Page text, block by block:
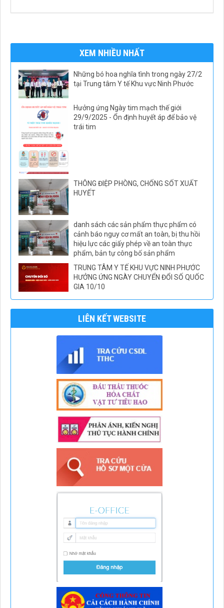
XEM NHIỀU NHẤT
Những bó hoa nghĩa tình trong ngày 27/2
tại Trung tâm Y tế Khu vực Ninh Phước
Hưởng ứng Ngày tim mạch thế giới
29/9/2025 - Ổn định huyết áp để bảo vệ
trái tim
THÔNG ĐIỆP PHÒNG, CHỐNG SỐT XUẤT
HUYẾT
danh sách các sản phẩm thực phẩm có
cảnh báo nguy cơ mất an toàn, bị thu hồi
hiệu lực các giấy phép về an toàn thực
phẩm, bản tự công bố sản phẩm
TRUNG TÂM Y TẾ KHU VỰC NINH PHƯỚC
HƯỞNG ỨNG NGÀY CHUYỂN ĐỔI SỐ QUỐC
GIA 10/10
LIÊN KẾT WEBSITE